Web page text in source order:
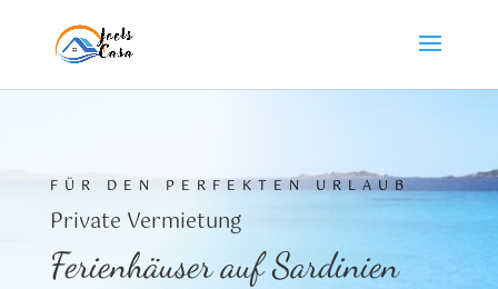
FÜR DEN PERFEKTEN URLAUB
Private Vermietung
Ferienhäuser auf Sardinien